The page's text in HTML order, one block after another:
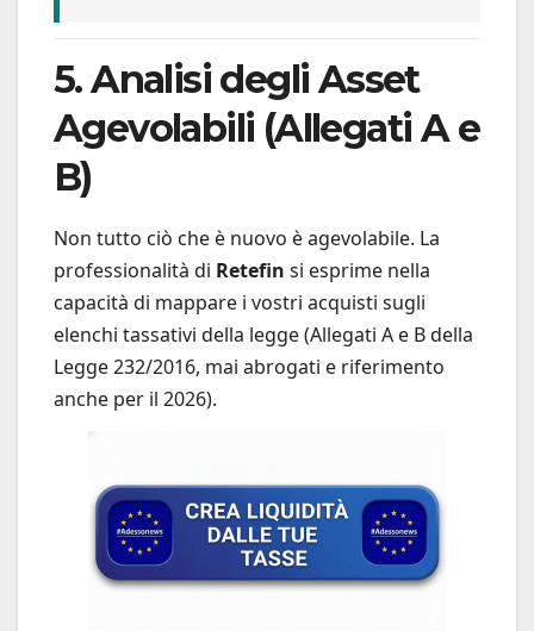
5. Analisi degli Asset
Agevolabili (Allegati A e
B)
Non tutto ciò che è nuovo è agevolabile. La
professionalità di Retefin si esprime nella
capacità di mappare i vostri acquisti sugli
elenchi tassativi della legge (Allegati A e B della
Legge 232/2016, mai abrogati e riferimento
anche per il 2026).